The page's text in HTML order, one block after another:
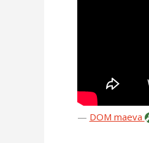
— DOM maeva